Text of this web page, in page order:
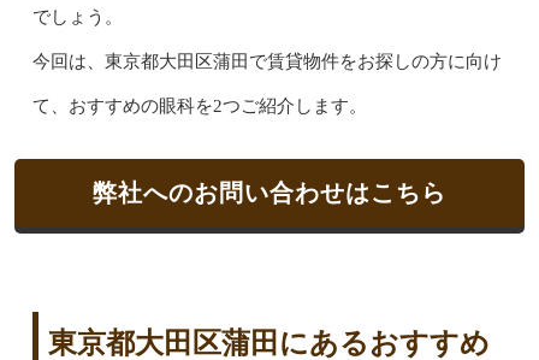
でしょう。
今回は、東京都大田区蒲田で賃貸物件をお探しの方に向け
て、おすすめの眼科を2つご紹介します。
弊社へのお問い合わせはこちら
東京都大田区蒲田にあるおすすめ